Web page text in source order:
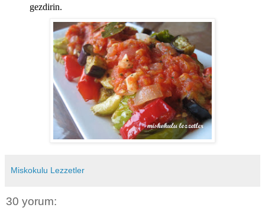
gezdirin.
Miskokulu Lezzetler
30 yorum: